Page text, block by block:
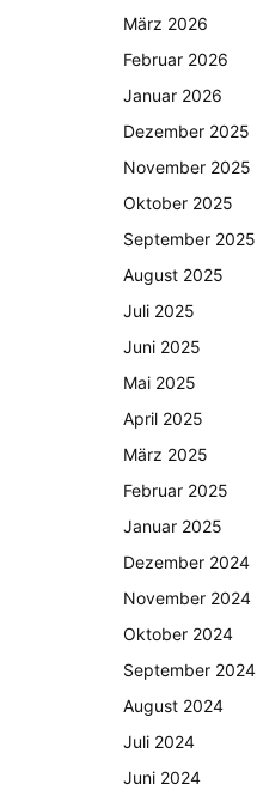
März 2026
Februar 2026
Januar 2026
Dezember 2025
November 2025
Oktober 2025
September 2025
August 2025
Juli 2025
Juni 2025
Mai 2025
April 2025
März 2025
Februar 2025
Januar 2025
Dezember 2024
November 2024
Oktober 2024
September 2024
August 2024
Juli 2024
Juni 2024